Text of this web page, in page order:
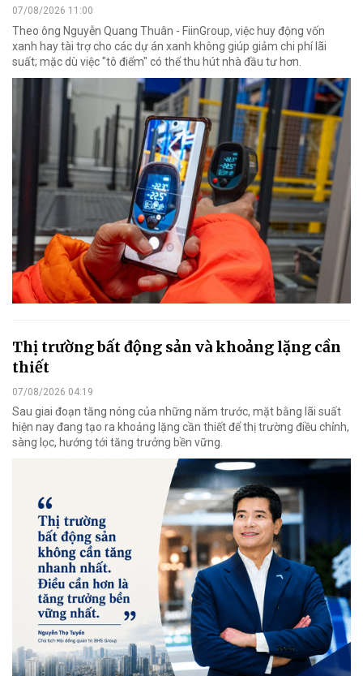
07/08/2026 11:00
Theo ông Nguyễn Quang Thuân - FiinGroup, việc huy động vốn
xanh hay tài trợ cho các dự án xanh không giúp giảm chi phí lãi
suất; mặc dù việc "tô điểm" có thể thu hút nhà đầu tư hơn.
Thị trường bất động sản và khoảng lặng cần
thiết
07/08/2026 04:19
Sau giai đoạn tăng nóng của những năm trước, mặt bằng lãi suất
hiện nay đang tạo ra khoảng lặng cần thiết để thị trường điều chỉnh,
sàng lọc, hướng tới tăng trưởng bền vững.